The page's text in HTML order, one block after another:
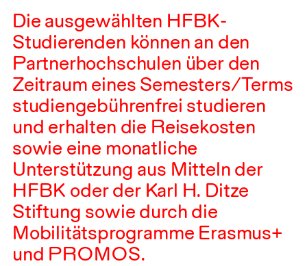
Die ausgewählten HFBK-
Studierenden können an den
Partnerhochschulen über den
Zeitraum eines Semesters/Terms
studiengebührenfrei studieren
und erhalten die Reisekosten
sowie eine monatliche
Unterstützung aus Mitteln der
HFBK oder der Karl H. Ditze
Stiftung sowie durch die
Mobilitätsprogramme Erasmus+
und PROMOS.